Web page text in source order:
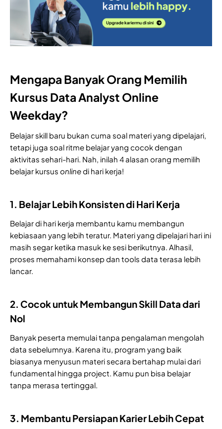
Mengapa Banyak Orang Memilih
Kursus Data Analyst Online
Weekday?
Belajar skill baru bukan cuma soal materi yang dipelajari,
tetapi juga soal ritme belajar yang cocok dengan
aktivitas sehari-hari. Nah, inilah 4 alasan orang memilih
belajar kursus onlinedi hari kerja!
1. Belajar Lebih Konsisten di Hari Kerja
Belajar di hari kerja membantu kamu membangun
kebiasaan yang lebih teratur. Materi yang dipelajari hari ini
masih segar ketika masuk ke sesi berikutnya. Alhasil,
proses memahami konsep dan tools data terasa lebih
lancar.
2. Cocok untuk Membangun Skill Data dari
Nol
Banyak peserta memulai tanpa pengalaman mengolah
data sebelumnya. Karena itu, program yang baik
biasanya menyusun materi secara bertahap mulai dari
fundamental hingga project. Kamu pun bisa belajar
tanpa merasa tertinggal.
3. Membantu Persiapan Karier Lebih Cepat